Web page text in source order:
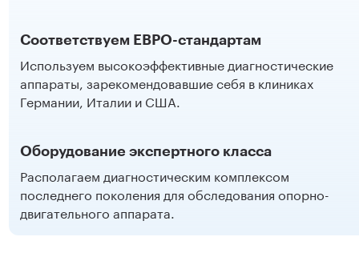
Соответствуем ЕВРО-стандартам
Используем высокоэффективные диагностические
аппараты, зарекомендовавшие себя в клиниках
Германии, Италии и США.
Оборудование экспертного класса
Располагаем диагностическим комплексом
последнего поколения для обследования опорно-
двигательного аппарата.